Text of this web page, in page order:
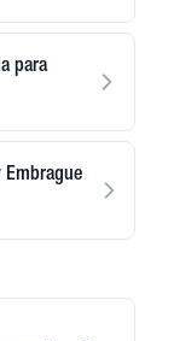
para
Embrague